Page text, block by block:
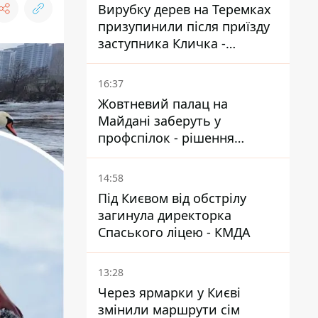
Вирубку дерев на Теремках
призупинили після приїзду
заступника Кличка -
почався діалог
16:37
Жовтневий палац на
Майдані заберуть у
профспілок - рішення
Господарського суду
14:58
Під Києвом від обстрілу
загинула директорка
Спаського ліцею - КМДА
13:28
Через ярмарки у Києві
змінили маршрути сім